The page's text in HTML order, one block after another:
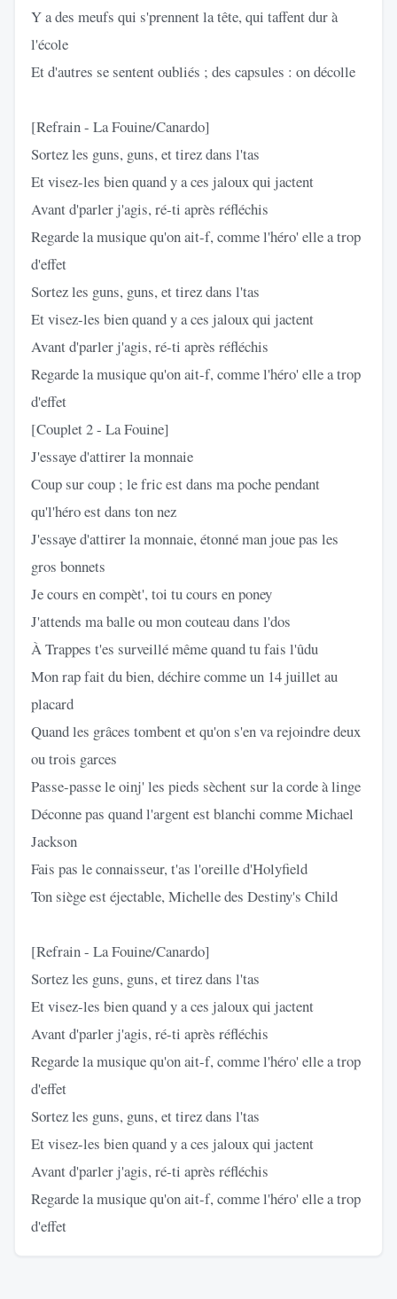
Y a des meufs qui s'prennent la tête, qui taffent dur à
l'école
Et d'autres se sentent oubliés ; des capsules : on décolle
[Refrain - La Fouine/Canardo]
Sortez les guns, guns, et tirez dans l'tas
Et visez-les bien quand y a ces jaloux qui jactent
Avant d'parler j'agis, ré-ti après réfléchis
Regarde la musique qu'on ait-f, comme l'héro' elle a trop
d'effet
Sortez les guns, guns, et tirez dans l'tas
Et visez-les bien quand y a ces jaloux qui jactent
Avant d'parler j'agis, ré-ti après réfléchis
Regarde la musique qu'on ait-f, comme l'héro' elle a trop
d'effet
[Couplet 2 - La Fouine]
J'essaye d'attirer la monnaie
Coup sur coup ; le fric est dans ma poche pendant
qu'l'héro est dans ton nez
J'essaye d'attirer la monnaie, étonné man joue pas les
gros bonnets
Je cours en compèt', toi tu cours en poney
J'attends ma balle ou mon couteau dans l'dos
À Trappes t'es surveillé même quand tu fais l'ûdu
Mon rap fait du bien, déchire comme un 14 juillet au
placard
Quand les grâces tombent et qu'on s'en va rejoindre deux
ou trois garces
Passe-passe le oinj' les pieds sèchent sur la corde à linge
Déconne pas quand l'argent est blanchi comme Michael
Jackson
Fais pas le connaisseur, t'as l'oreille d'Holyfield
Ton siège est éjectable, Michelle des Destiny's Child
[Refrain - La Fouine/Canardo]
Sortez les guns, guns, et tirez dans l'tas
Et visez-les bien quand y a ces jaloux qui jactent
Avant d'parler j'agis, ré-ti après réfléchis
Regarde la musique qu'on ait-f, comme l'héro' elle a trop
d'effet
Sortez les guns, guns, et tirez dans l'tas
Et visez-les bien quand y a ces jaloux qui jactent
Avant d'parler j'agis, ré-ti après réfléchis
Regarde la musique qu'on ait-f, comme l'héro' elle a trop
d'effet